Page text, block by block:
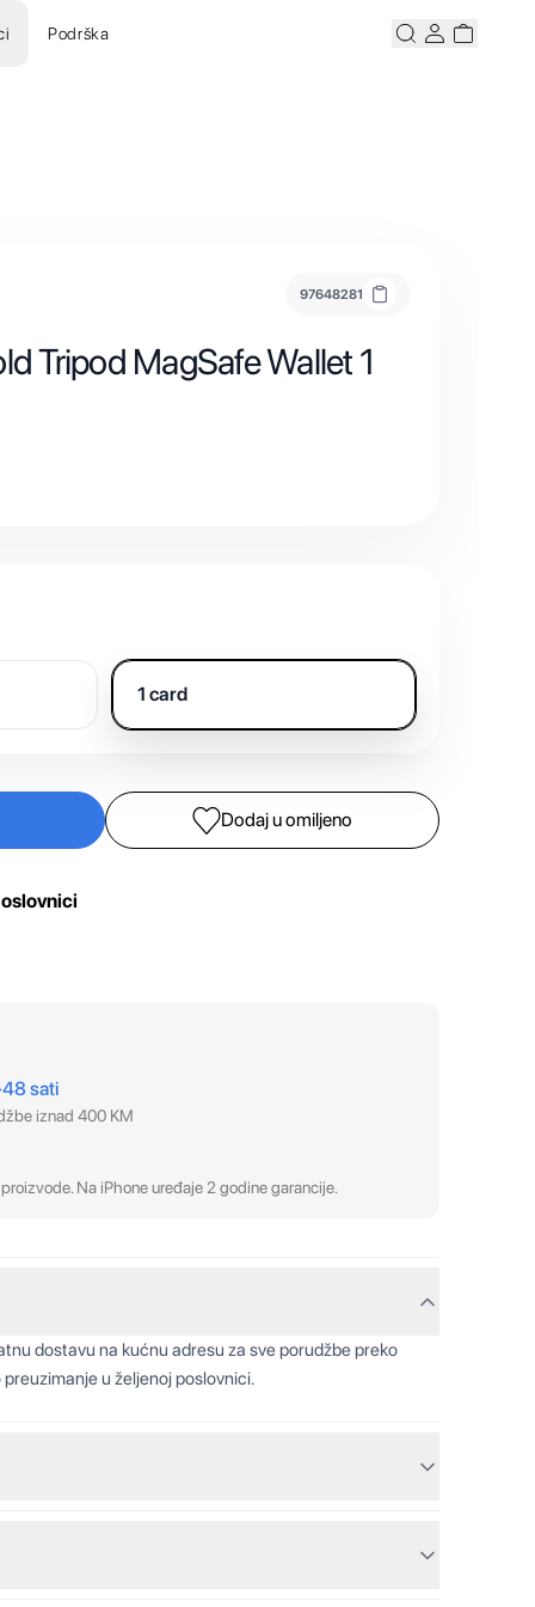
Podrška PretražiKorisnicki
97648281
Tripod MagSafe Wallet 1
1 card
Dodaj u omiljeno
sati
iznad 400 KM
Na iPhone uređaje 2 godine garancije.
dostavu na kućnu adresu za sve porudžbe preko
u željenoj poslovnici.